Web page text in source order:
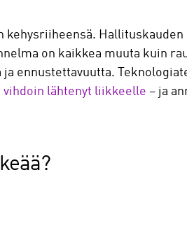
kehysriiheensä.
on kaikkea muuta kuin
ja ennustettavuutta.
vihdoin lähtenyt liikkeelle – ja